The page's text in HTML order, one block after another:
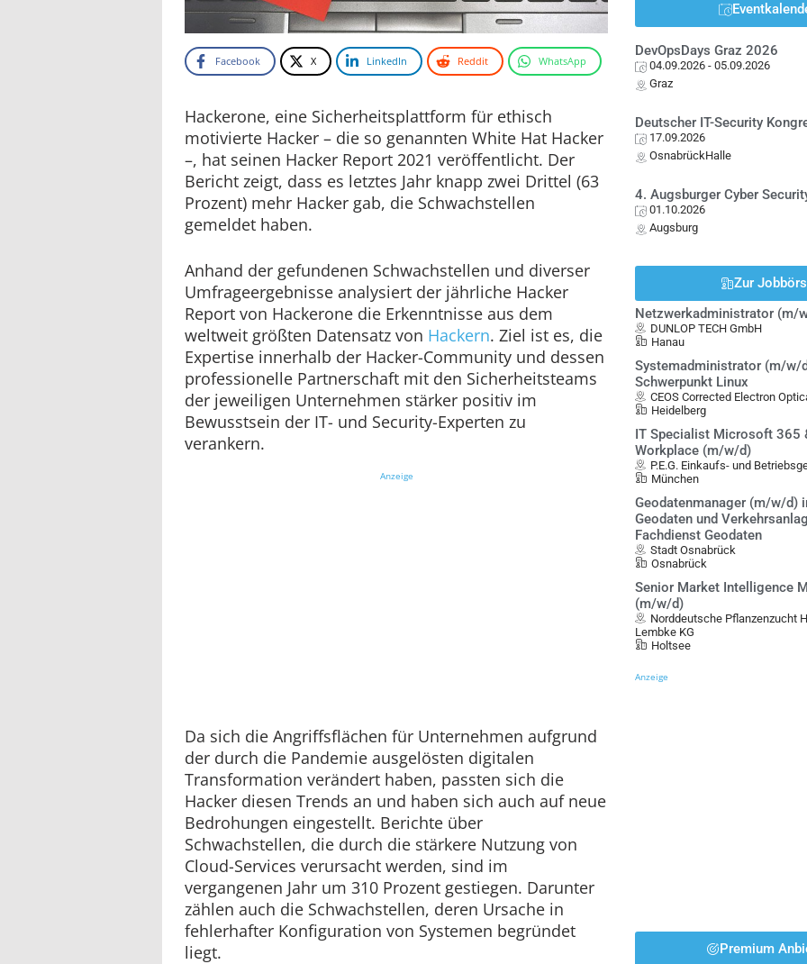
Facebook X LinkedIn Reddit WhatsApp
Hackerone, eine Sicherheitsplattform für ethisch
motivierte Hacker – die so genannten White Hat Hacker
–, hat seinen Hacker Report 2021 veröffentlicht. Der
Bericht zeigt, dass es letztes Jahr knapp zwei Drittel (63
Prozent) mehr Hacker gab, die Schwachstellen
gemeldet haben.
Anhand der gefundenen Schwachstellen und diverser
Umfrageergebnisse analysiert der jährliche Hacker
Report von Hackerone die Erkenntnisse aus dem
weltweit größten Datensatz von Hackern. Ziel ist es, die
Expertise innerhalb der Hacker-Community und dessen
professionelle Partnerschaft mit den Sicherheitsteams
der jeweiligen Unternehmen stärker positiv im
Bewusstsein der IT- und Security-Experten zu
verankern.
Anzeige
Da sich die Angriffsflächen für Unternehmen aufgrund
der durch die Pandemie ausgelösten digitalen
Transformation verändert haben, passten sich die
Hacker diesen Trends an und haben sich auch auf neue
Bedrohungen eingestellt. Berichte über
Schwachstellen, die durch die stärkere Nutzung von
Cloud-Services verursacht werden, sind im
vergangenen Jahr um 310 Prozent gestiegen. Darunter
zählen auch die Schwachstellen, deren Ursache in
fehlerhafter Konfiguration von Systemen begründet
liegt.
DevOpsDays Graz 2026
04.09.2026 - 05.09.2026
Graz
Deutscher IT-Security
17.09.2026
OsnabrückHalle
4. Augsburger Cyber
01.10.2026
Augsburg
Zur
Netzwerkadministrator (m/
DUNLOP TECH GmbH
Hanau
Systemadministrator (m/w/
Schwerpunkt Linux
CEOS Corrected Electron
Heidelberg
IT Specialist Microsoft 365
Workplace (m/w/d)
P.E.G. Einkaufs- und
München
Geodatenmanager (m/w/d)
Geodaten und
Fachdienst Geodaten
Stadt Osnabrück
Osnabrück
Senior Market Intelligence
(m/w/d)
Norddeutsche Pflanzenzucht
Lembke KG
Holtsee
Anzeige
Premium